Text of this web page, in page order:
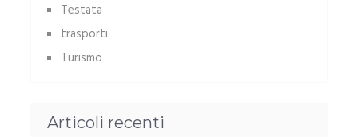
Testata
trasporti
Turismo
Articoli recenti